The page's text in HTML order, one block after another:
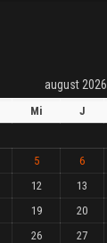
august 2026
Mi J
5 6
12 13
19 20
26 27